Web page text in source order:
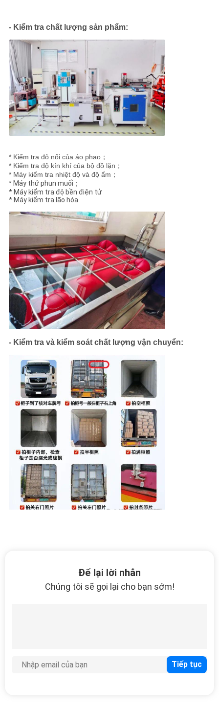
COMPANY
NEWS
SƠ
ĐỒ
TRANG
WEB
PRIVACY
POLICY
- Kiểm tra chất lượng sản phẩm:
* Kiểm tra độ nổi của áo phao；
* Kiểm tra độ kín khí của bộ đồ lặn；
* Máy kiểm tra nhiệt độ và độ ẩm；
* Máy thử phun muối；
* Máy kiểm tra độ bền điện tử
* Máy kiểm tra lão hóa
- Kiểm tra và kiểm soát chất lượng vận chuyển:
Để lại lời nhắn
Chúng tôi sẽ gọi lại cho bạn sớm!